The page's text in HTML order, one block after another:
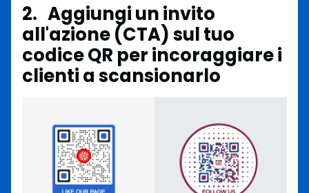
2. Aggiungi un invito
all'azione (CTA) sul tuo
codice QR per incoraggiare i
clienti a scansionarlo